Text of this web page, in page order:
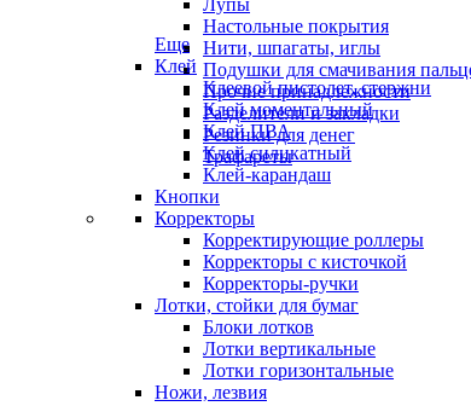
Лупы
Настольные покрытия
Нити, шпагаты, иглы
Подушки для смачивания
Прочие принадлежности
Разделители и закладки
Резинки для денег
Трафареты
Еще
Клей
Клеевой пистолет, стержни
Клей моментальный
Клей ПВА
Клей силикатный
Клей-карандаш
Кнопки
Корректоры
Корректирующие роллеры
Корректоры с кисточкой
Корректоры-ручки
Лотки, стойки для бумаг
Блоки лотков
Лотки вертикальные
Лотки горизонтальные
Ножи, лезвия